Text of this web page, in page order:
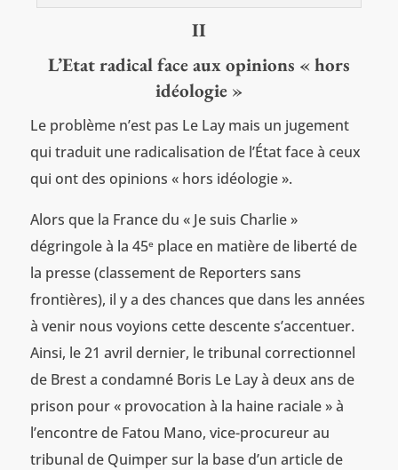
II
L’Etat radical face aux opinions « hors
idéologie »
Le problème n’est pas Le Lay mais un jugement
qui traduit une radicalisation de l’État face à ceux
qui ont des opinions « hors idéologie ».
Alors que la France du « Je suis Charlie »
dégringole à la 45eplace en matière de liberté de
la presse (classement de Reporters sans
frontières), il y a des chances que dans les années
à venir nous voyions cette descente s’accentuer.
Ainsi, le 21 avril dernier, le tribunal correctionnel
de Brest a condamné Boris Le Lay à deux ans de
prison pour « provocation à la haine raciale » à
l’encontre de Fatou Mano, vice-procureur au
tribunal de Quimper sur la base d’un article de